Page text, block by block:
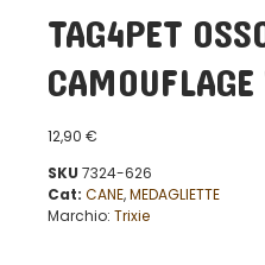
TAG4PET
12,90 €
SKU 7324-626
Cat: CANE,MEDAGLIETTE
Marchio: Trixie